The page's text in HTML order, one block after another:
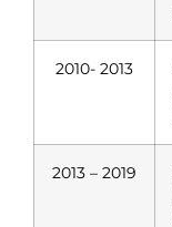
2010- 2013
2013 – 2019